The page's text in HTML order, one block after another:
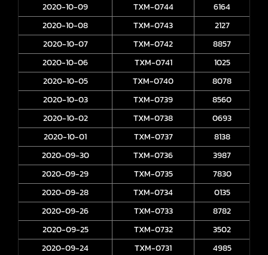
2020-10-09
TXM-0744
6164
2020-10-08
TXM-0743
2127
2020-10-07
TXM-0742
8857
2020-10-06
TXM-0741
1025
2020-10-05
TXM-0740
8078
2020-10-03
TXM-0739
8560
2020-10-02
TXM-0738
0693
2020-10-01
TXM-0737
8138
2020-09-30
TXM-0736
3987
2020-09-29
TXM-0735
7830
2020-09-28
TXM-0734
0135
2020-09-26
TXM-0733
8782
2020-09-25
TXM-0732
3502
2020-09-24
TXM-0731
4985